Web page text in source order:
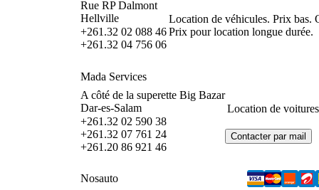
Rue RP Dalmont
Hellville
+261.32 02 088 46
+261.32 04 756 06
Location de véhicules. Prix bas.
Prix pour location longue durée.
Mada Services
A côté de la superette Big Bazar
Dar-es-Salam
+261.32 02 590 38
+261.32 07 761 24
+261.20 86 921 46
Location de
Nosauto